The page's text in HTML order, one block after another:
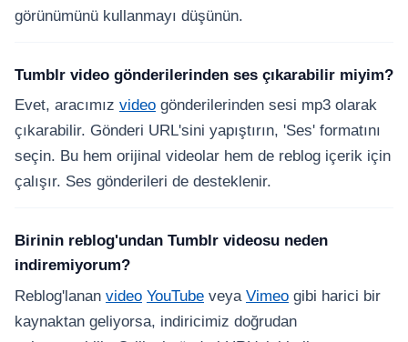
görünümünü kullanmayı düşünün.
Tumblr video gönderilerinden ses çıkarabilir miyim?
Evet, aracımız video gönderilerinden sesi mp3 olarak
çıkarabilir. Gönderi URL'sini yapıştırın, 'Ses' formatını
seçin. Bu hem orijinal videolar hem de reblog içerik için
çalışır. Ses gönderileri de desteklenir.
Birinin reblog'undan Tumblr videosu neden
indiremiyorum?
Reblog'lanan video YouTube veya Vimeo gibi harici bir
kaynaktan geliyorsa, indiricimiz doğrudan